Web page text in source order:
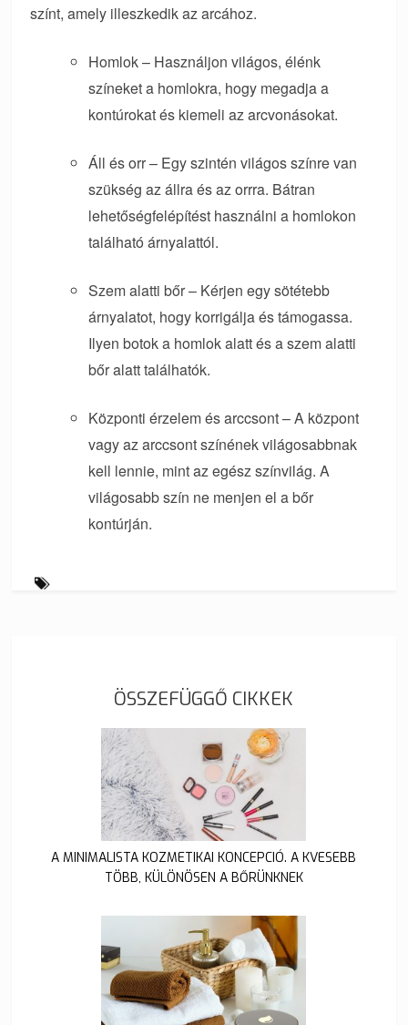
színt, amely illeszkedik az arcához.
Homlok – Használjon világos, élénk
színeket a homlokra, hogy megadja a
kontúrokat és kiemeli az arcvonásokat.
Áll és orr – Egy szintén világos színre van
szükség az állra és az orrra. Bátran
lehetőségfelépítést használni a homlokon
található árnyalattól.
Szem alatti bőr – Kérjen egy sötétebb
árnyalatot, hogy korrigálja és támogassa.
Ilyen botok a homlok alatt és a szem alatti
bőr alatt találhatók.
Központi érzelem és arccsont – A központ
vagy az arccsont színének világosabbnak
kell lennie, mint az egész színvilág. A
világosabb szín ne menjen el a bőr
kontúrján.
ÖSSZEFÜGGŐ CIKKEK
A MINIMALISTA KOZMETIKAI KONCEPCIÓ. A KVESEBB
TÖBB, KÜLÖNÖSEN A BŐRÜNKNEK